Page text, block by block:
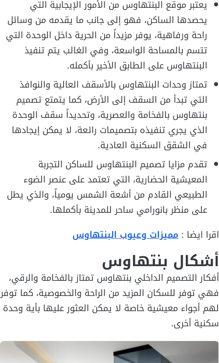
يعتبر موقع البنتهاوس من الأمور الإيجابية التي
يحصدها الساكن، فهو إلى جانب ما يقدمه من وسائل
راحة ورفاهية، يوفر مزيداً من الحرية داخل الوحدة التي
تتسم بالمساحة الواسعة، وفي الغالب يتم تنفيذ
البنتهاوس على الطابق الأخير بأكمله.
تمتاز وحدات البنتهاوس بالأسقف العالية والنوافذ
التي تبدأ من السقف إلى الأرض، كما يتمتع تصميم
بنتهاوس بالفخامة والعصرية، وتحديداً سقف الوحدة
الذي يجري تنفيذه بتصميمات رائعة، لا يمكن إيجادها
في الشقق السكنية العادية.
تقدم مزايا تصميم البنتهاوس للساكن التجربة
المعيشية الحضارية، التي تعتمد على عنصر الضوء
الطبيعي القادم من أشعة الشمس يومياً، والذي يطل
على منظر بانورامي ساحر للمدينة بأكملها.
اقرا ايضا : مميزات وعيوب البنتهاوس
أشكال بنتهاوس
أفكار التصميم الداخلي بنتهاوس تمتاز بالفخامة والرقي،
فهي توفر للسكان المزيد من الراحة والخصوصية، كما توفر
لهم أجواء معيشية خاصة لا يمكن العثور عليها بأية وحدة
سكنية أخرى.